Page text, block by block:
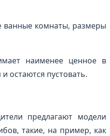
ванные комнаты, размеры
наименее ценное в
остаются пустовать.
предлагают модели
такие, на пример, как